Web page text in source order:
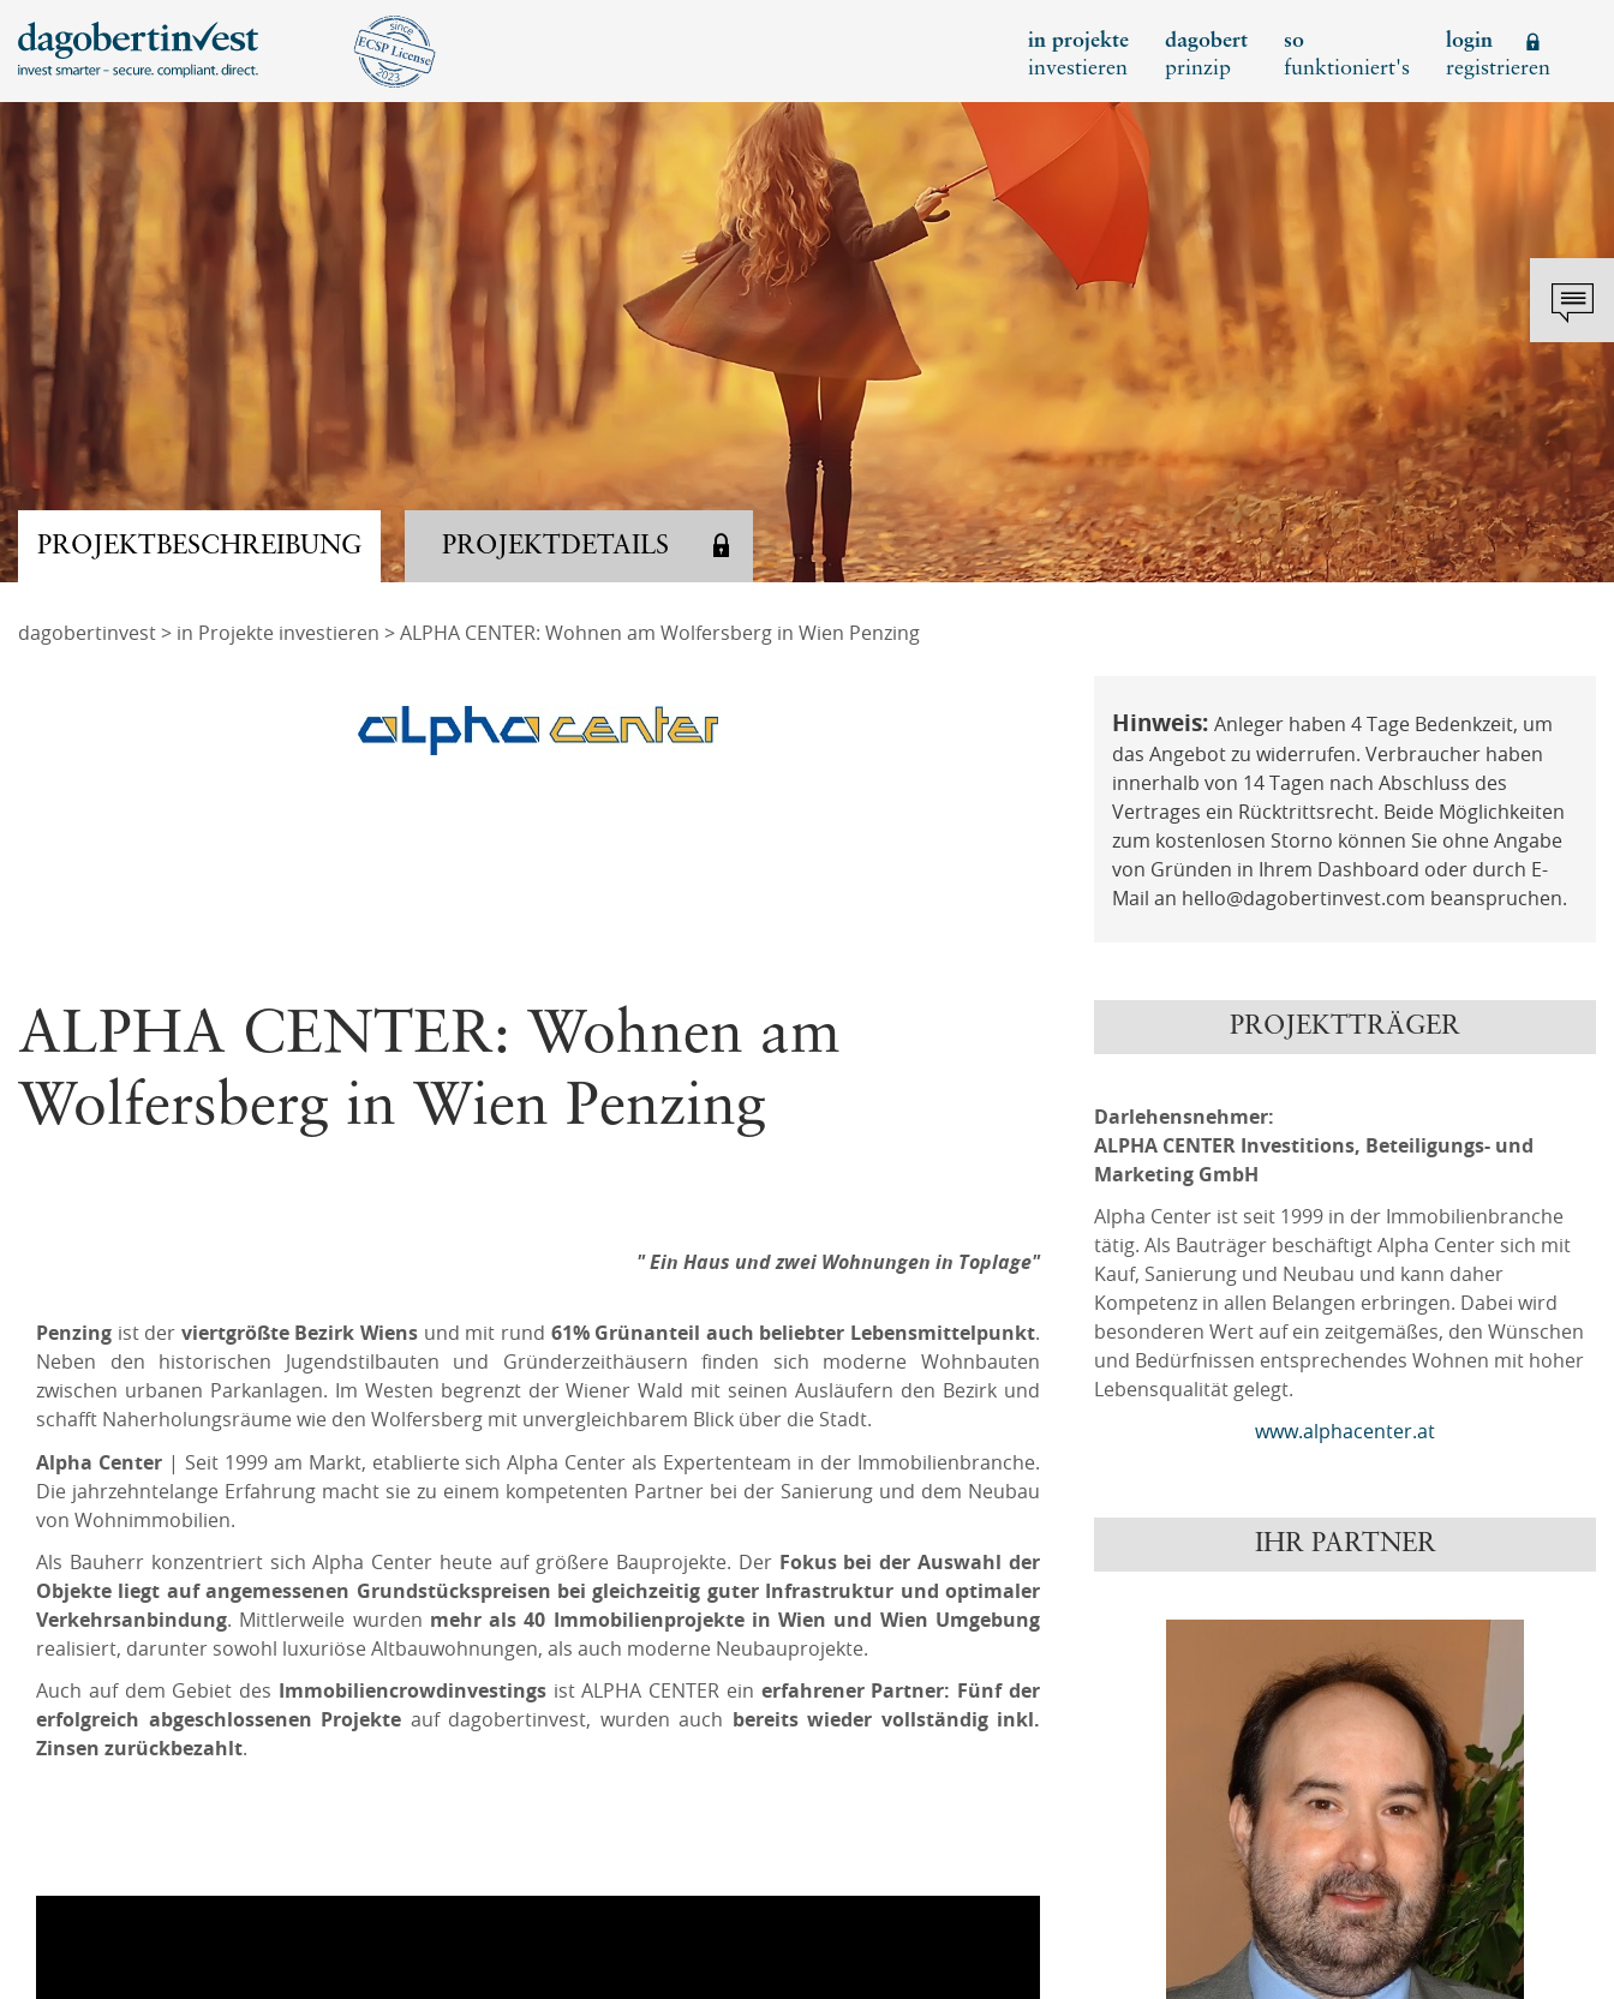
in projekte
investieren
dagobert
prinzip
so
funktioniert's
login
registrieren
KONTAKT
DAGOBERTINVEST
Tel.: +43 720 072 821
hello@dagobertinvest.com
dagobertinvest gmbh
1040 Wien
Vermögensberatung
ANMELDEN
Mit bestehendem Konto anmelden
REGISTRIEREN
Neues Kundenkonto anlegen
NEUEN ACCOUNT
ANLEGEN
oder
PROJEKTBESCHREIBUNG PROJEKTDETAILS
dagobertinvest> in Projekte investieren > ALPHA CENTER: Wohnen am Wolfersberg in Wien Penzing
Hinweis: Anleger haben 4 Tage Bedenkzeit, um
das Angebot zu widerrufen. Verbraucher haben
innerhalb von 14 Tagen nach Abschluss des
Vertrages ein Rücktrittsrecht. Beide Möglichkeiten
zum kostenlosen Storno können Sie ohne Angabe
von Gründen in Ihrem Dashboard oder durch E-
Mail an hello@dagobertinvest.com beanspruchen.
ALPHA CENTER: Wohnen am
Wolfersberg in Wien Penzing
" Ein Haus und zwei Wohnungen in Toplage"
Penzing ist der viertgrößte Bezirk Wiens und mit rund 61% Grünanteil auch beliebter Lebensmittelpunkt.
Neben den historischen Jugendstilbauten und Gründerzeithäusern finden sich moderne Wohnbauten
zwischen urbanen Parkanlagen. Im Westen begrenzt der Wiener Wald mit seinen Ausläufern den Bezirk und
schafft Naherholungsräume wie den Wolfersberg mit unvergleichbarem Blick über die Stadt.
Alpha Center | Seit 1999 am Markt, etablierte sich Alpha Center als Expertenteam in der Immobilienbranche.
Die jahrzehntelange Erfahrung macht sie zu einem kompetenten Partner bei der Sanierung und dem Neubau
von Wohnimmobilien.
Als Bauherr konzentriert sich Alpha Center heute auf größere Bauprojekte. Der Fokus bei der Auswahl der
Objekte liegt auf angemessenen Grundstückspreisen bei gleichzeitig guter Infrastruktur und optimaler
Verkehrsanbindung. Mittlerweile wurden mehr als 40 Immobilienprojekte in Wien und Wien Umgebung
realisiert, darunter sowohl luxuriöse Altbauwohnungen, als auch moderne Neubauprojekte.
Auch auf dem Gebiet des Immobiliencrowdinvestingsist ALPHA CENTER ein erfahrener Partner: Fünf der
erfolgreich abgeschlossenen Projekte auf dagobertinvest, wurden auch bereits wieder vollständig inkl.
Zinsen zurückbezahlt.
PROJEKTTRÄGER
Darlehensnehmer:
ALPHA CENTER Investitions, Beteiligungs- und
Marketing GmbH
Alpha Center ist seit 1999 in der Immobilienbranche
tätig. Als Bauträger beschäftigt Alpha Center sich mit
Kauf, Sanierung und Neubau und kann daher
Kompetenz in allen Belangen erbringen. Dabei wird
besonderen Wert auf ein zeitgemäßes, den Wünschen
und Bedürfnissen entsprechendes Wohnen mit hoher
Lebensqualität gelegt.
www.alphacenter.at
IHR PARTNER